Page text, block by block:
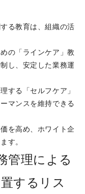
る教育は、組織の活
の「ラインケア」教
し、安定した業務運
する「セルフケア」
マンスを維持できる
を高め、ホワイト企
す。
管理による
するリス